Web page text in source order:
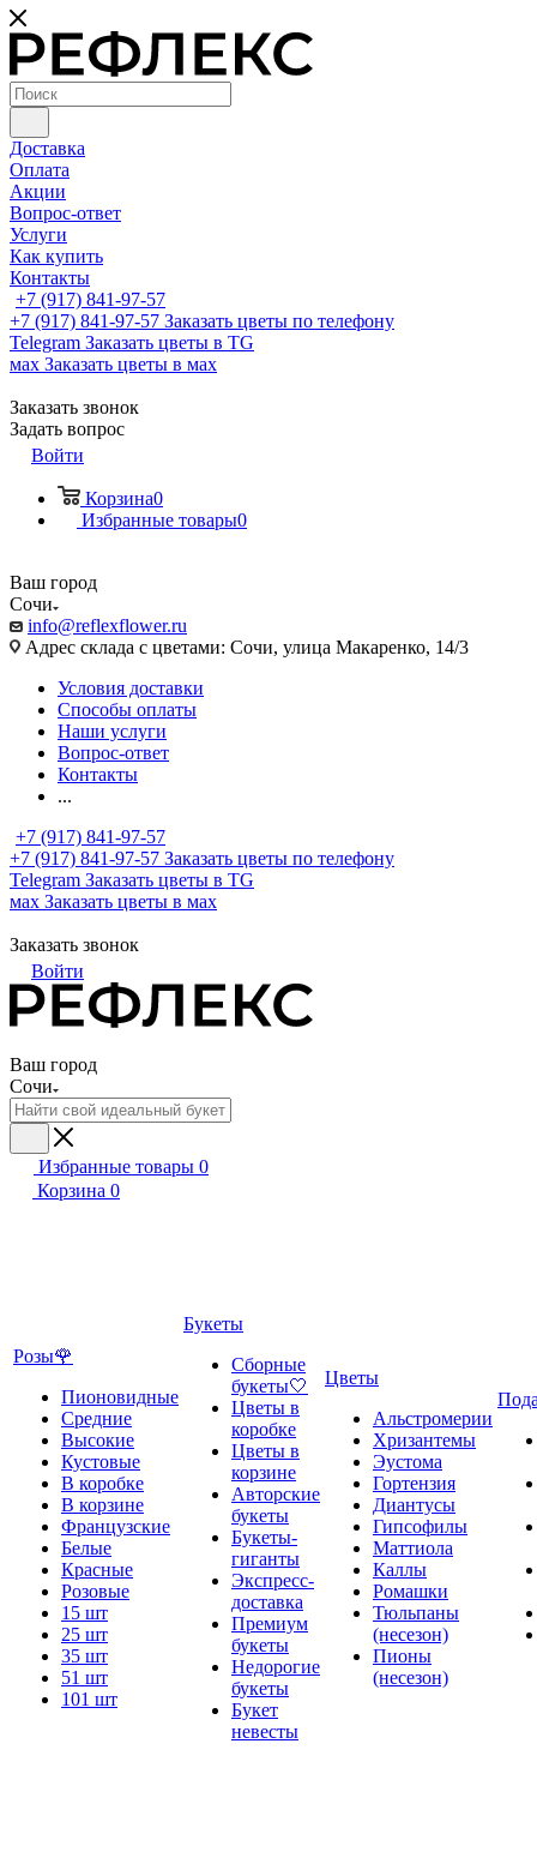
Доставка
Оплата
Акции
Вопрос-ответ
Услуги
Как купить
Контакты
+7 (917) 841-97-57
+7 (917) 841-97-57 Заказать цветы по телефону
Telegram Заказать цветы в TG
мах Заказать цветы в мах
Заказать звонок
Задать вопрос
Войти
Корзина0
Избранные товары0
Ваш город
Сочи
info@reflexflower.ru
Адрес склада с цветами: Сочи, улица Макаренко, 14/3
Условия доставки
Способы оплаты
Наши услуги
Вопрос-ответ
Контакты
...
+7 (917) 841-97-57
+7 (917) 841-97-57 Заказать цветы по телефону
Telegram Заказать цветы в TG
мах Заказать цветы в мах
Заказать звонок
Войти
Ваш город
Сочи
Избранные товары 0
Корзина 0
Розы🌹
Пионовидные
Средние
Высокие
Кустовые
В коробке
В корзине
Французские
Белые
Красные
Розовые
15 шт
25 шт
35 шт
51 шт
101 шт
Букеты
Сборные
букеты🤍
Цветы в
коробке
Цветы в
корзине
Авторские
букеты
Букеты-
гиганты
Экспресс-
доставка
Премиум
букеты
Недорогие
букеты
Букет
невесты
Цветы
Альстромерии
Хризантемы
Эустома
Гортензия
Диантусы
Гипсофилы
Маттиола
Каллы
Ромашки
Тюльпаны
(несезон)
Пионы
(несезон)